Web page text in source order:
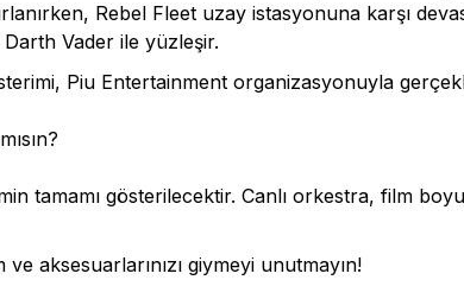
Rebel Fleet uzay istasyonuna karşı
Vader ile yüzleşir.
Piu Entertainment organizasyonuyla
tamamı gösterilecektir. Canlı orkestra, film
aksesuarlarınızı giymeyi unutmayın!